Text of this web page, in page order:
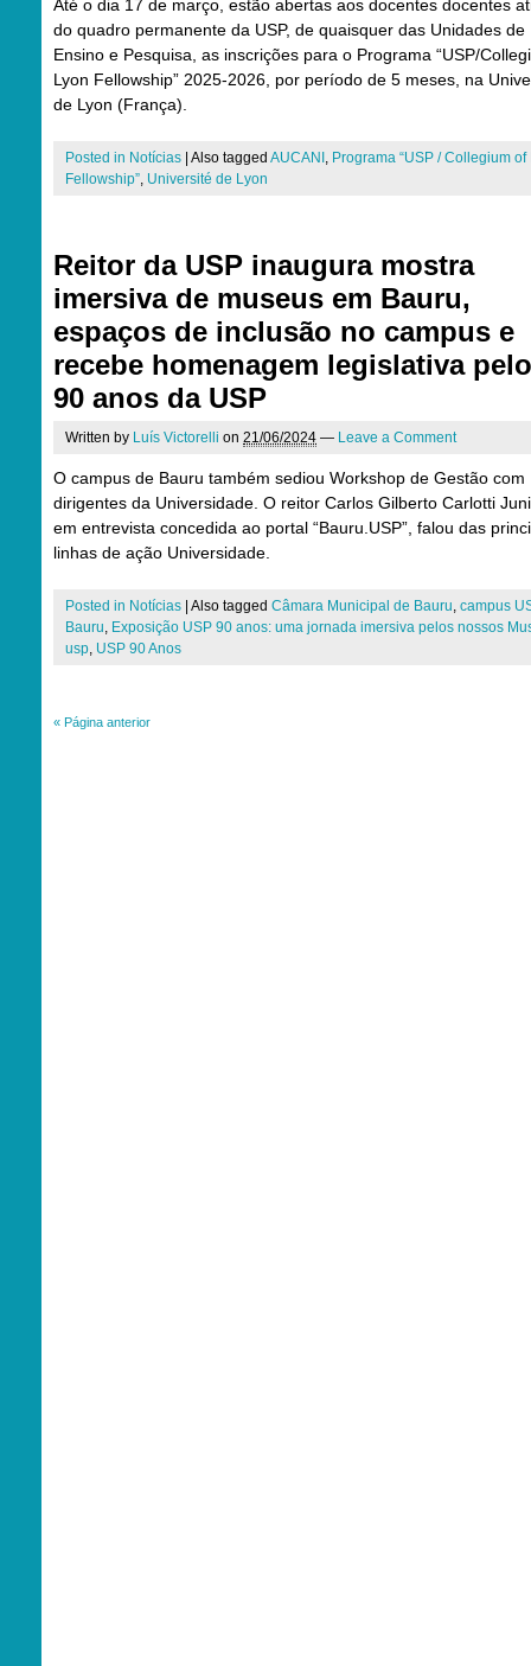
Até o dia 17 de março, estão abertas aos docentes docentes
do quadro permanente da USP, de quaisquer das Unidades de
Ensino e Pesquisa, as inscrições para o Programa “USP/
Lyon Fellowship” 2025-2026, por período de 5 meses, na
de Lyon (França).
Posted in Notícias Also tagged AUCANI , Programa “USP / Collegium of
Fellowship”, Université de Lyon
Reitor da USP inaugura mostra
imersiva de museus em Bauru,
espaços de inclusão no campus e
recebe homenagem legislativa
90 anos da USP
Written by Luís Victorelli on 21/06/2024 — Leave a Comment
O campus de Bauru também sediou Workshop de Gestão com
dirigentes da Universidade. O reitor Carlos Gilberto Carlotti
em entrevista concedida ao portal “Bauru.USP”, falou das
linhas de ação Universidade.
Posted in Notícias Also tagged Câmara Municipal de Bauru, campus
Bauru, Exposição USP 90 anos: uma jornada imersiva pelos nossos
usp, USP 90 Anos
« Página anterior